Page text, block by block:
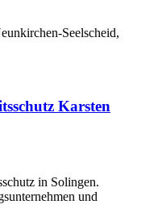
Seelscheid,
Karsten
in Solingen.
und